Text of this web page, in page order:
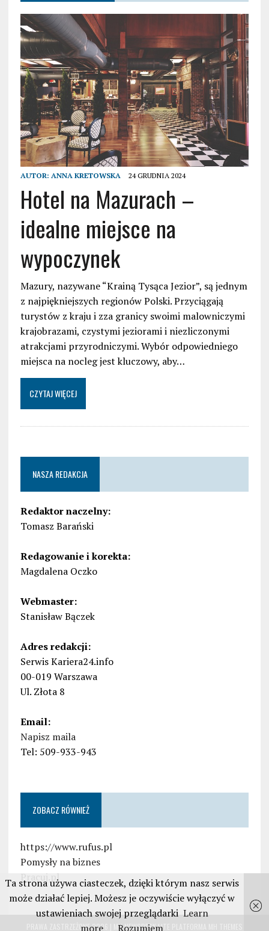
AUTOR: ANNA KRETOWSKA 24 GRUDNIA 2024
Hotel na Mazurach –
idealne miejsce na
wypoczynek
Mazury, nazywane “Krainą Tysąca Jezior”, są jednym
z najpiękniejszych regionów Polski. Przyciągają
turystów z kraju i zza granicy swoimi malowniczymi
krajobrazami, czystymi jeziorami i niezliczonymi
atrakcjami przyrodniczymi. Wybór odpowiedniego
miejsca na nocleg jest kluczowy, aby…
CZYTAJ WIĘCEJ
NASZA REDAKCJA
Redaktor naczelny:
Tomasz Barański
Redagowanie i korekta:
Magdalena Oczko
Webmaster:
Stanisław Bączek
Adres redakcji:
Serwis Kariera24.info
00-019 Warszawa
Ul. Złota 8
Email:
Napisz maila
Tel: 509-933-943
ZOBACZ RÓWNIEŻ
https://www.rufus.pl
Pomysły na biznes
Pracuj.pl
PRAWA ZASTRZEŻONE 2026 | MH NEWSDESK LITE PLATFORMA
Ta strona używa ciasteczek, dzięki którym nasz serwis
może działać lepiej. Możesz je oczywiście wyłączyć w
ustawieniach swojej przeglądarki Learn
more
Rozumiem